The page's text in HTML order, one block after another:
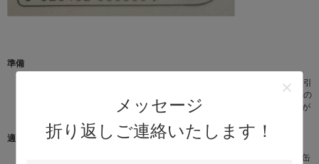
メッセージ
折り返しご連絡いたします！
準備
グリースの最もよい結果、きれいな表面、ワックス、錆および塵のため。引
きずるか、または軽く不必要な隆起かはげるペンキを取除くすべての光沢の
ある表面を紙やすりで磨きそして塵を払いなさい。Aeropakのプライマーが
適用
重要:使用の前に1分の間缶を活発に揺すりなさい。準備された表面からの缶